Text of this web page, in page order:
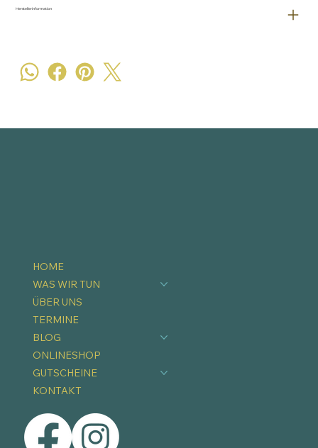
Herstellerinformation
HOME
WAS WIR TUN
ÜBER UNS
TERMINE
BLOG
ONLINESHOP
GUTSCHEINE
KONTAKT